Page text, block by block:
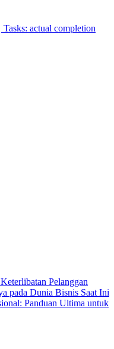
Tasks: actual completion
Pelanggan
pada Dunia Bisnis Saat Ini
Panduan Ultima untuk